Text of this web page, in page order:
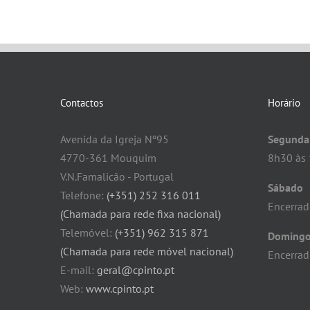
Contactos
Avenida da Igreja Nº95
4770-361 Mouquim
V.N.Famalicão - Portugal
Telefone: (+351) 252 316 011
(Chamada para rede fixa nacional)
Telemóvel: (+351) 962 315 871
(Chamada para rede móvel nacional)
E-mail: geral@cpinto.pt
Web: www.cpinto.pt
Horário
8h30 às
Sábado
Domingo